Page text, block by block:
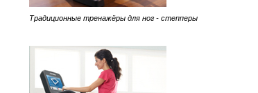
Традиционные тренажёры для ног - степперы